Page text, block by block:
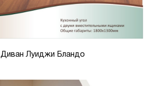
Диван Луиджи Бландо